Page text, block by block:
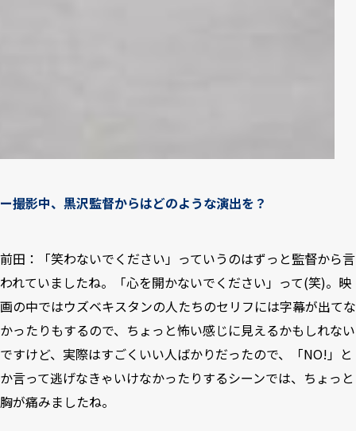
ー撮影中、黒沢監督からはどのような演出を？
前田：「笑わないでください」っていうのはずっと監督から言
われていましたね。「心を開かないでください」って(笑)。映
画の中ではウズベキスタンの人たちのセリフには字幕が出てな
かったりもするので、ちょっと怖い感じに見えるかもしれない
ですけど、実際はすごくいい人ばかりだったので、「NO!」と
か言って逃げなきゃいけなかったりするシーンでは、ちょっと
胸が痛みましたね。